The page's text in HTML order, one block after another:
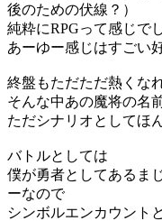
後のための伏線？）
純粋にRPGって感じで
あーゆー感じはすごい
終盤もただただ熱くな
そんな中あの魔将の名
ただシナリオとしてほ
バトルとしては
僕が勇者としてあるま
ーなので
シンボルエンカウント